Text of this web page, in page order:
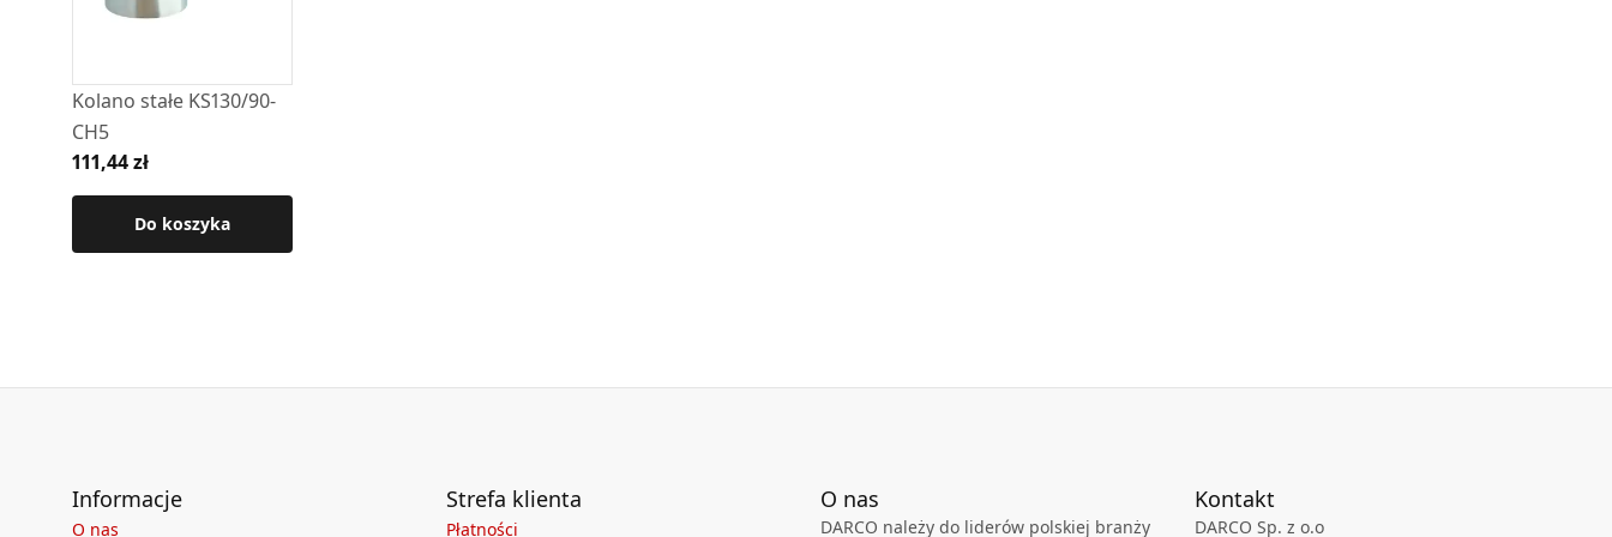
Kolano stałe KS130/90-
CH5
111,44 zł
Do koszyka
Informacje
O nas
Strefa klienta
Płatności
O nas
DARCO należy do liderów polskiej branży
Kontakt
DARCO Sp. z o.o